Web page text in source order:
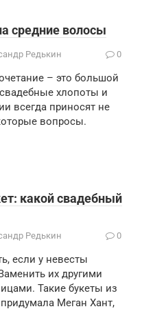
средние волосы
Редькин 0
– это большой
хлопоты и
всегда приносят не
вопросы.
какой свадебный
Редькин 0
если у невесты
их другими
Такие букеты из
Меган Хант,